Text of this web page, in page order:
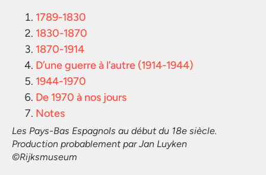
1789-1830
1830-1870
1870-1914
D’une guerre à l’autre (1914-1944)
1944-1970
De 1970 à nos jours
Notes
Les Pays-Bas Espagnols au début du 18e siècle.
Production probablement par Jan Luyken
©Rijksmuseum